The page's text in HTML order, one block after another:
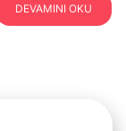
DEVAMINI OKU